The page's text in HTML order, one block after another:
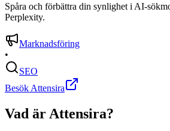
Spåra och förbättra din synlighet i AI-
Perplexity.
Marknadsföring
•
SEO
Besök Attensira
Vad är Attensira?